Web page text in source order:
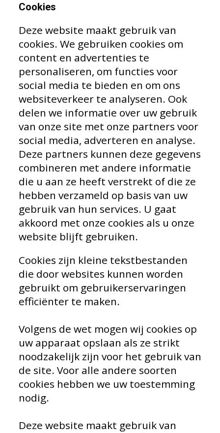
Cookies
Deze website maakt gebruik van
cookies. We gebruiken cookies om
content en advertenties te
personaliseren, om functies voor
social media te bieden en om ons
websiteverkeer te analyseren. Ook
delen we informatie over uw gebruik
van onze site met onze partners voor
social media, adverteren en analyse.
Deze partners kunnen deze gegevens
combineren met andere informatie
die u aan ze heeft verstrekt of die ze
hebben verzameld op basis van uw
gebruik van hun services. U gaat
akkoord met onze cookies als u onze
website blijft gebruiken.
Cookies zijn kleine tekstbestanden
die door websites kunnen worden
gebruikt om gebruikerservaringen
efficiënter te maken.
Volgens de wet mogen wij cookies op
uw apparaat opslaan als ze strikt
noodzakelijk zijn voor het gebruik van
de site. Voor alle andere soorten
cookies hebben we uw toestemming
nodig.
Deze website maakt gebruik van